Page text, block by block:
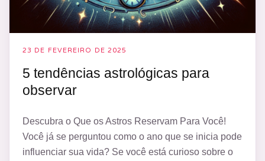
23 DE FEVEREIRO DE 2025
5 tendências astrológicas para
observar
Descubra o Que os Astros Reservam Para Você!
Você já se perguntou como o ano que se inicia pode
influenciar sua vida? Se você está curioso sobre o